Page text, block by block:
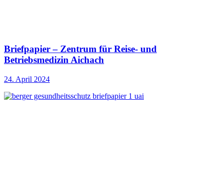
Briefpapier – Zentrum für Reise- und
Betriebsmedizin Aichach
24. April 2024